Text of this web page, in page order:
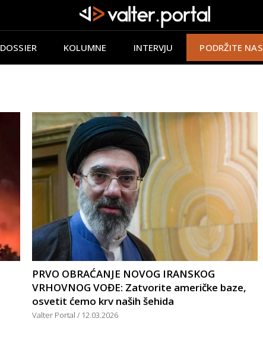
DOSSIER KOLUMNE INTERVJU PODRŽITE NAS
PRVO OBRAĆANJE NOVOG IRANSKOG
VRHOVNOG VOĐE: Zatvorite američke baze,
osvetit ćemo krv naših šehida
Valter Portal 12.03.2026